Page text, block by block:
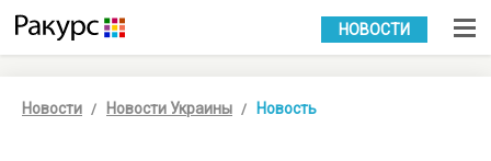
УКР РУС
НОВОСТИ
Новости Новости Украины Новость